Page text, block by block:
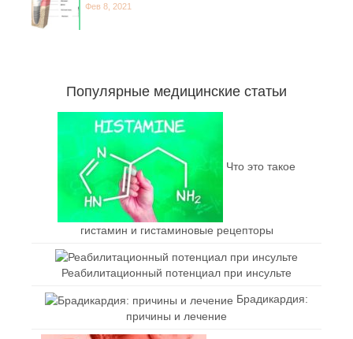
Фев 8, 2021
Популярные медицинские статьи
Что это такое
гистамин и гистаминовые рецепторы
Реабилитационный потенциал при инсульте
Брадикардия:
причины и лечение